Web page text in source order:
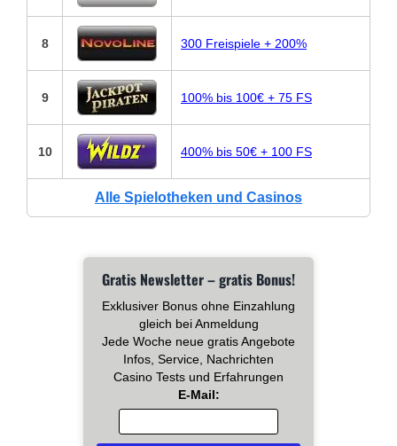
8 300 Freispiele + 200%
9 100% bis 100€ + 75 FS
10 400% bis 50€ + 100 FS
Alle Spielotheken und Casinos
Gratis Newsletter – gratis Bonus!
Exklusiver Bonus ohne Einzahlung
gleich bei Anmeldung
Jede Woche neue gratis Angebote
Infos, Service, Nachrichten
Casino Tests und Erfahrungen
E-Mail: